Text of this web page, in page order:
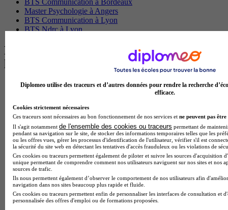
Master Psychologie à Angers
BTS Communication à Lyon
BTS Ndrc à Lyon
Les intitulés de diplôme par alternance
les plus recherchés
BTS Esf en alternance
BTS Mco en alternance
BTS Pi en alternance
BTS Sp3s en alternance
Master CCA en alternance
BTS Ndrc en alternance
BTS Sam en alternance
Cap Fleuriste en alternance
BTS Sio en alternance
MSc Marketing Digital en alternance
BTS Gpme en alternance
Cap Electricien en alternance
BTS Gpn en alternance
Diplomeo utilise des traceurs et d’autres données pour rendre la recherche
efficace.
Cookies strictement nécessaires
Ces traceurs sont nécessaires au bon fonctionnement de nos services et ne peuvent pas être
Il s'agit notamment de l'ensemble des cookies ou traceurs permettant de
pendant sa navigation sur le site, de stocker des informations temporaires telles que les
ou les offres vues, gérer les processus d'identification de l'utilisateur, vérifier s'il est
la sécurité du site web en détectant les tentatives d'accès frauduleux ou les violations de
Ces cookies ou traceurs permettent également de piloter et suivre les sources d'acquisition
unique permettant de comprendre comment nos utilisateurs naviguent sur nos sites et nos
sources de trafic.
Ils nous permettent également d’observer le comportement de nos utilisateurs afin
navigation dans nos sites beaucoup plus rapide et fluide.
Ces cookies ou traceurs permettent enfin de personnaliser les interfaces de consultation et
personnalisée des offres d'emploi ou de formations proposées.